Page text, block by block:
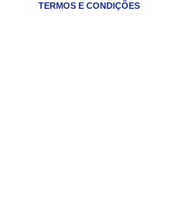
TERMOS E CONDIÇÕES